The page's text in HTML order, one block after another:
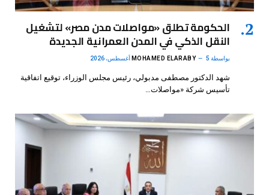
الحكومة تطلق «مواصلات مدن مصر» لتشغيل
النقل الذكي في المدن العمرانية الجديدة
بواسطة MOHAMED ELARABY 5 أغسطس، 2026
شهد الدكتور مصطفى مدبولي، رئيس مجلس الوزراء، توقيع اتفاقية
تأسيس شركة «مواصلات…